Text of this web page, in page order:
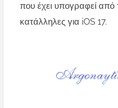
που έχει υπογραφεί
κατάλληλες για iOS 17.